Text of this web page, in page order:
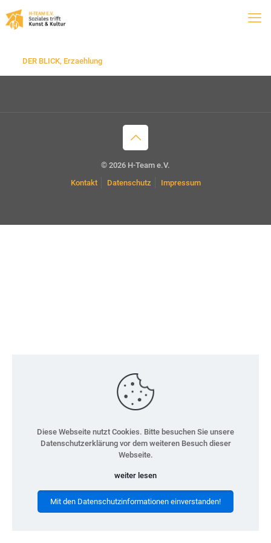
DER BLICK, Erzaehlung
© 2026 H-Team e.V.
Kontakt
Datenschutz Impressum
Diese Webseite nutzt Cookies. Bitte besuchen Sie unsere
Datenschutzerklärung vor dem weiteren Besuch dieser
Webseite.
weiter lesen
Mit den Datenschutzinformationen einverstanden!